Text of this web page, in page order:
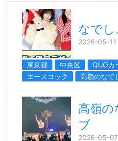
なでし
2026-05-11
東京都 中央区
QUOカ
エースコック
高嶺のなで
高嶺の
ブ
2026-05-